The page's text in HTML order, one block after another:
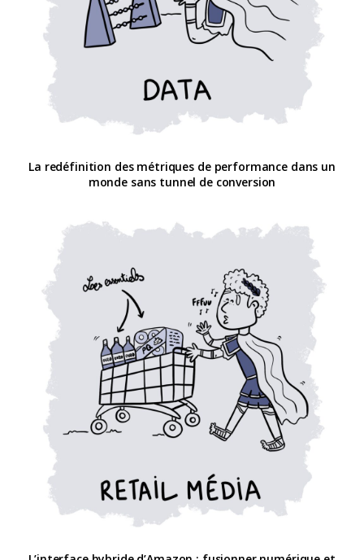
La redéfinition des métriques de performance dans un
monde sans tunnel de conversion